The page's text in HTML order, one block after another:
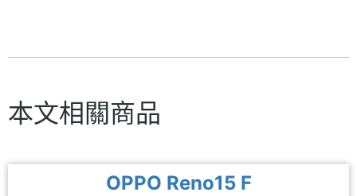
本文相關商品
OPPO Reno15 F